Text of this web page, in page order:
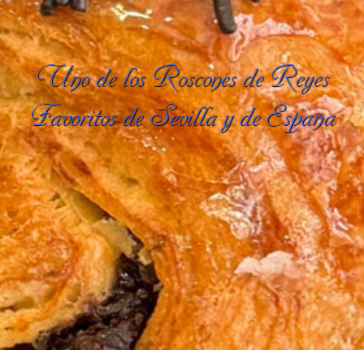
Uno de los Roscones de Reyes
Favoritos de Sevilla y de España